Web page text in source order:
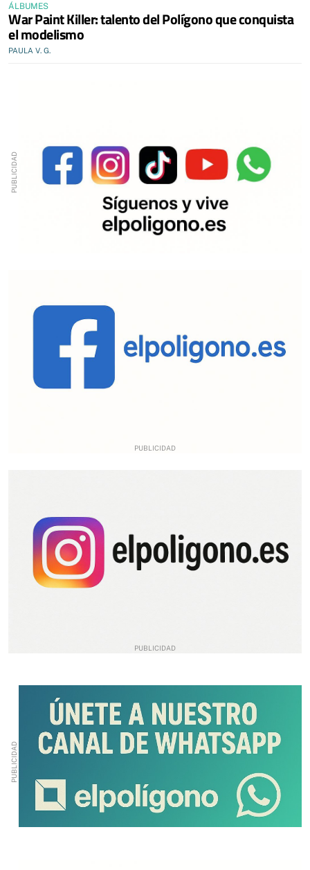
ÁLBUMES
War Paint Killer: talento del Polígono que conquista
el modelismo
PAULA V. G.